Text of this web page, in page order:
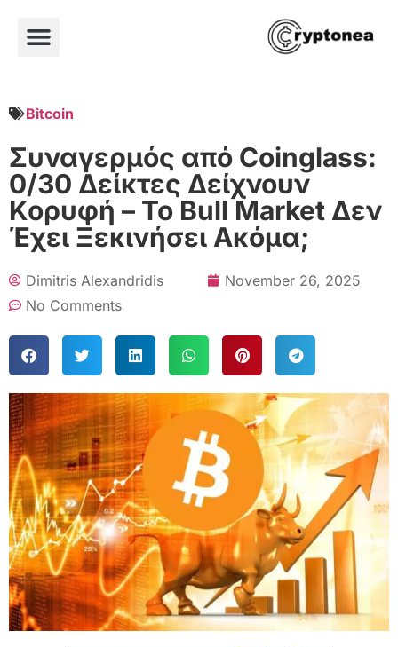
Bitcoin
Συναγερμός από Coinglass:
0/30 Δείκτες Δείχνουν
Κορυφή – Το Bull Market Δεν
Έχει Ξεκινήσει Ακόμα;
Dimitris Alexandridis
November 26, 2025
No Comments